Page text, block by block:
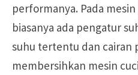
performanya. Pada
biasanya ada pengatur
suhu tertentu dan cairan
membersihkan mesin